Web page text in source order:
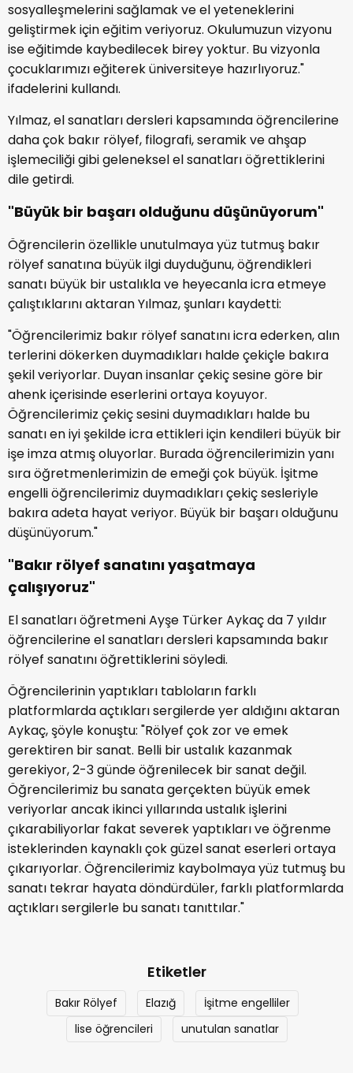
sosyalleşmelerini sağlamak ve el yeteneklerini
geliştirmek için eğitim veriyoruz. Okulumuzun vizyonu
ise eğitimde kaybedilecek birey yoktur. Bu vizyonla
çocuklarımızı eğiterek üniversiteye hazırlıyoruz."
ifadelerini kullandı.
Yılmaz, el sanatları dersleri kapsamında öğrencilerine
daha çok bakır rölyef, filografi, seramik ve ahşap
işlemeciliği gibi geleneksel el sanatları öğrettiklerini
dile getirdi.
"Büyük bir başarı olduğunu düşünüyorum"
Öğrencilerin özellikle unutulmaya yüz tutmuş bakır
rölyef sanatına büyük ilgi duyduğunu, öğrendikleri
sanatı büyük bir ustalıkla ve heyecanla icra etmeye
çalıştıklarını aktaran Yılmaz, şunları kaydetti:
"Öğrencilerimiz bakır rölyef sanatını icra ederken, alın
terlerini dökerken duymadıkları halde çekiçle bakıra
şekil veriyorlar. Duyan insanlar çekiç sesine göre bir
ahenk içerisinde eserlerini ortaya koyuyor.
Öğrencilerimiz çekiç sesini duymadıkları halde bu
sanatı en iyi şekilde icra ettikleri için kendileri büyük bir
işe imza atmış oluyorlar. Burada öğrencilerimizin yanı
sıra öğretmenlerimizin de emeği çok büyük. İşitme
engelli öğrencilerimiz duymadıkları çekiç sesleriyle
bakıra adeta hayat veriyor. Büyük bir başarı olduğunu
düşünüyorum."
"Bakır rölyef sanatını yaşatmaya
çalışıyoruz"
El sanatları öğretmeni Ayşe Türker Aykaç da 7 yıldır
öğrencilerine el sanatları dersleri kapsamında bakır
rölyef sanatını öğrettiklerini söyledi.
Öğrencilerinin yaptıkları tabloların farklı
platformlarda açtıkları sergilerde yer aldığını aktaran
Aykaç, şöyle konuştu: "Rölyef çok zor ve emek
gerektiren bir sanat. Belli bir ustalık kazanmak
gerekiyor, 2-3 günde öğrenilecek bir sanat değil.
Öğrencilerimiz bu sanata gerçekten büyük emek
veriyorlar ancak ikinci yıllarında ustalık işlerini
çıkarabiliyorlar fakat severek yaptıkları ve öğrenme
isteklerinden kaynaklı çok güzel sanat eserleri ortaya
çıkarıyorlar. Öğrencilerimiz kaybolmaya yüz tutmuş bu
sanatı tekrar hayata döndürdüler, farklı platformlarda
açtıkları sergilerle bu sanatı tanıttılar."
Etiketler
Bakır Rölyef Elazığ
İşitme engelliler
lise öğrencileri
unutulan sanatlar